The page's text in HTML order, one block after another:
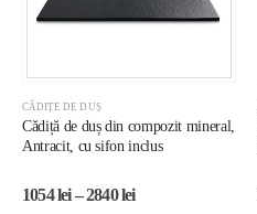
CĂDIȚE DE DUȘ
Cădiță de duș din compozit mineral,
Antracit, cu sifon inclus
1054lei–2840lei